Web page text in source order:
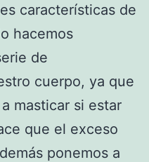
características de
hacemos
de
cuerpo, ya que
masticar si estar
que el exceso
ponemos a